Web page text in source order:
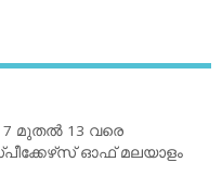
മുതല്‍ 13 വരെ
ഓഫ് മലയാളം